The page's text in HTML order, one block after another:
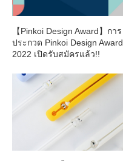
【Pinkoi Design Award】การ
ประกวด Pinkoi Design Award
2022 เปิดรับสมัครแล้ว!!